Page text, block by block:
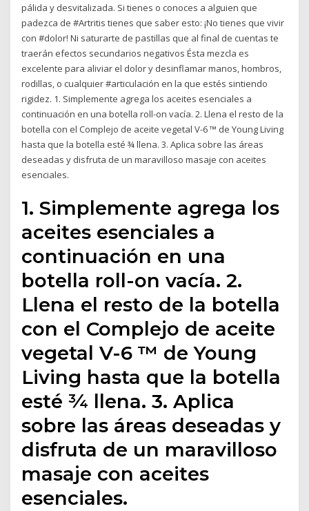
pálida y desvitalizada. Si tienes o conoces a alguien que
padezca de #Artritis tienes que saber esto: ¡No tienes que vivir
con #dolor! Ni saturarte de pastillas que al final de cuentas te
traerán efectos secundarios negativos Ésta mezcla es
excelente para aliviar el dolor y desinflamar manos, hombros,
rodillas, o cualquier #articulación en la que estés sintiendo
rigidez. 1. Simplemente agrega los aceites esenciales a
continuación en una botella roll-on vacía. 2. Llena el resto de la
botella con el Complejo de aceite vegetal V-6 ™ de Young Living
hasta que la botella esté ¾ llena. 3. Aplica sobre las áreas
deseadas y disfruta de un maravilloso masaje con aceites
esenciales.
1. Simplemente agrega los
aceites esenciales a
continuación en una
botella roll-on vacía. 2.
Llena el resto de la botella
con el Complejo de aceite
vegetal V-6 ™ de Young
Living hasta que la botella
esté ¾ llena. 3. Aplica
sobre las áreas deseadas y
disfruta de un maravilloso
masaje con aceites
esenciales.